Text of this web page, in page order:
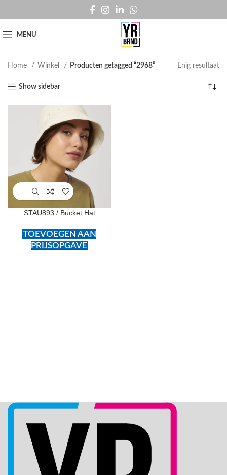
MENU
Home Winkel Producten getagged “2968” Enig resultaat
Show sidebar
STAU893 / Bucket Hat
TOEVOEGEN AAN
PRIJSOPGAVE